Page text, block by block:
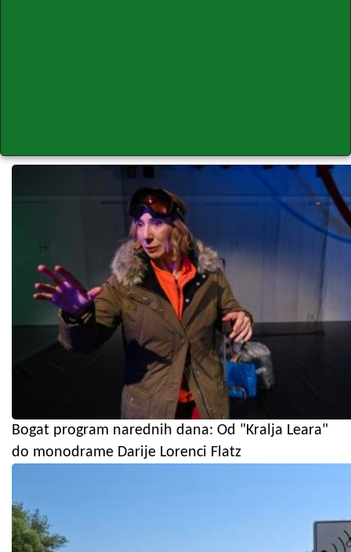
Bogat program narednih dana: Od "Kralja Leara"
do monodrame Darije Lorenci Flatz